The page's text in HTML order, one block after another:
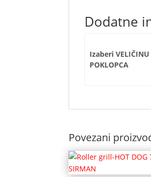
Dodatne
Izaberi VELIČINU
POKLOPCA
Povezani